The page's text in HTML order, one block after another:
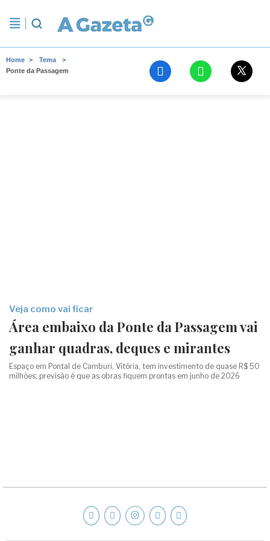
Home
Tema
Ponte da Passagem
Veja como vai ficar
Área embaixo da Ponte da Passagem vai
ganhar quadras, deques e mirantes
Espaço em Pontal de Camburi, Vitória, tem investimento de quase R$ 50
milhões; previsão é que as obras fiquem prontas em junho de 2026